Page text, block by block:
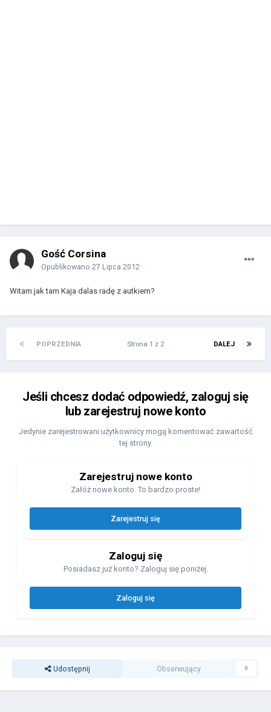
Gość Corsina
Opublikowano 27 Lipca 2012
Witam.jak tam Kaja dalas radę z autkiem?
POPRZEDNIA DALEJ
Strona 1 z 2
Jeśli chcesz dodać odpowiedź, zaloguj się
lub zarejestruj nowe konto
Jedynie zarejestrowani użytkownicy mogą komentować zawartość
tej strony.
Zarejestruj nowe konto
Załóż nowe konto. To bardzo proste!
Zarejestruj się
Zaloguj się
Posiadasz już konto? Zaloguj się poniżej.
Zaloguj się
Udostępnij Obserwujący 0